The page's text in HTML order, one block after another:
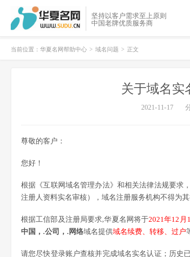
坚持以客户需求至上原则
中国老牌优质服务商
当前位置： 华夏名网帮助中心 > 域名问题 > 正文
关于域名实
2021-11-17
尊敬的客户：
您好！
根据《互联网域名管理办法》和相关法律法规要求
注册人资料实名审核），域名注册服务机构不得为其
根据工信部及注册局要求,华夏名网将于2021年12月
中国，.公司，.网络域名提供域名续费、转移、过户
请您尽快登录账户查核并完成域名实名认证；历史